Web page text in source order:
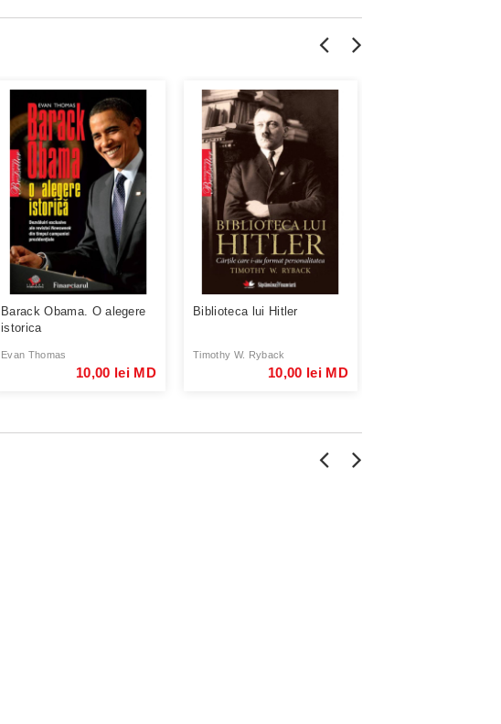
Barack Obama. O alegere
istorica
Evan Thomas
10,00 lei MD
Biblioteca lui Hitler
Timothy W. Ryback
10,00 lei MD